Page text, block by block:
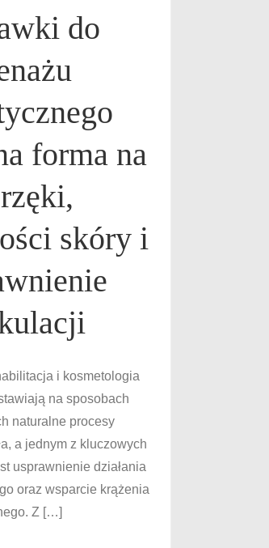
do
forma na
skóry i
i kosmetologia
na sposobach
naturalne procesy
a jednym z kluczowych
usprawnienie działania
oraz wsparcie krążenia
Z […]